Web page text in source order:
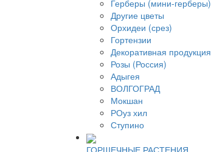
Герберы (мини-герберы)
Другие цветы
Орхидеи (срез)
Гортензии
Декоративная продукция
Розы (Россия)
Адыгея
ВОЛГОГРАД
Мокшан
РОуз хил
Ступино
ГОРШЕЧНЫЕ РАСТЕНИЯ